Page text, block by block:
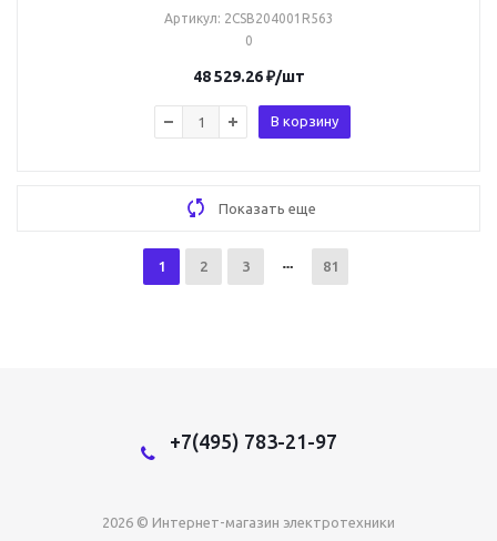
Артикул: 2CSB204001R563
0
48 529.26₽/шт
В корзину
Показать еще
1 2 3 81
+7(495) 783-21-97
2026 © Интернет-магазин электротехники